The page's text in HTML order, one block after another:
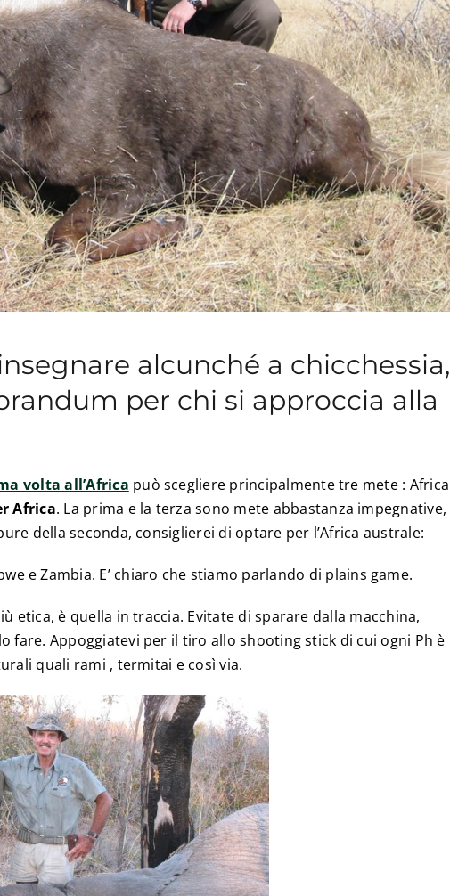
alcunché a chicchessia,
per chi si approccia alla
volta all’Africa può scegliere principalmente tre mete : Africa
Africa. La prima e la terza sono mete abbastanza impegnative,
della seconda, consiglierei di optare per l’Africa australe:
e Zambia. E’ chiaro che stiamo parlando di plains game.
etica, è quella in traccia. Evitate di sparare dalla macchina,
fare. Appoggiatevi per il tiro allo shooting stick di cui ogni Ph è
quali rami , termitai e così via.